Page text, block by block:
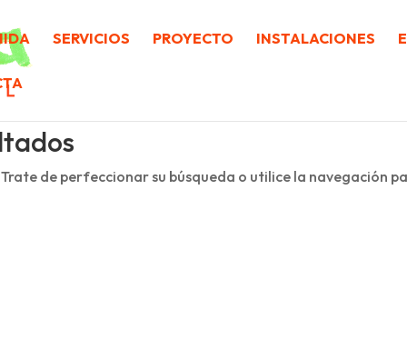
SERVICIOS PROYECTO INSTALACIONES
de perfeccionar su búsqueda o utilice la navegación